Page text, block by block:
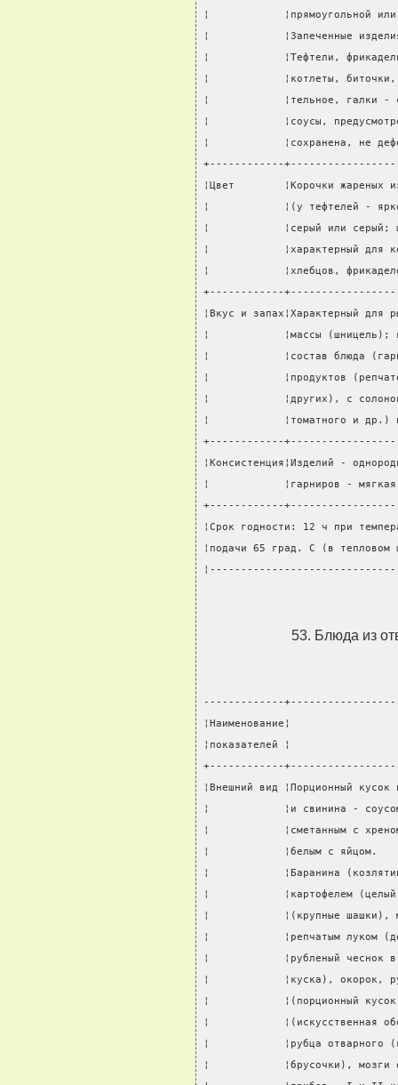
¦            ¦прямоугольной
¦            ¦Запеченные
¦            ¦Тефтели,
¦            ¦котлеты, биточки,
¦            ¦тельное, галки -
¦            ¦соусы,
¦            ¦сохранена, не
+------------
¦Цвет        ¦Корочки жареных
¦            ¦(у тефтелей - ярко
¦            ¦серый или серый;
¦            ¦характерный для
¦            ¦хлебцов,
+------------
¦Вкус и запах¦Характерный
¦            ¦массы (шницель);
¦            ¦состав блюда
¦            ¦продуктов
¦            ¦других), с
¦            ¦томатного и
+------------
¦Консистенция¦Изделий -
¦            ¦гарниров - мягкая,
+------------
¦Срок годности: 12 ч при
¦подачи 65 град. C (в
53. Блюда из
-------------
¦Наименование¦
¦показателей ¦
+------------
¦Внешний вид ¦Порционный
¦            ¦и свинина - соусом
¦            ¦сметанным с
¦            ¦белым с
¦            ¦Баранина
¦            ¦картофелем (целый
¦            ¦(крупные шашки),
¦            ¦репчатым луком
¦            ¦рубленый чеснок в
¦            ¦куска), окорок,
¦            ¦(порционный
¦            ¦(искусственная
¦            ¦рубца отварного
¦            ¦брусочки), мозги